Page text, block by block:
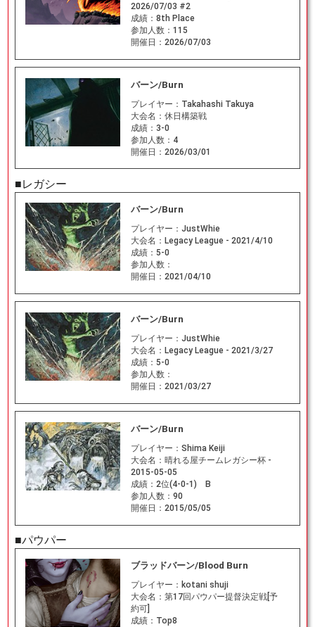
2026/07/03 #2
成績： 8th Place
参加人数： 115
開催日： 2026/07/03
バーン/Burn
プレイヤー： Takahashi Takuya
大会名： 休日構築戦
成績： 3-0
参加人数： 4
開催日： 2026/03/01
■レガシー
バーン/Burn
プレイヤー： JustWhie
大会名： Legacy League - 2021/4/10
成績： 5-0
参加人数：
開催日： 2021/04/10
バーン/Burn
プレイヤー： JustWhie
大会名： Legacy League - 2021/3/27
成績： 5-0
参加人数：
開催日： 2021/03/27
バーン/Burn
プレイヤー： Shima Keiji
大会名： 晴れる屋チームレガシー杯 -
2015-05-05
成績： 2位(4-0-1) B
参加人数： 90
開催日： 2015/05/05
■パウパー
ブラッドバーン/Blood Burn
プレイヤー： kotani shuji
大会名： 第17回パウパー提督決定戦[予
約可]
成績： Top8